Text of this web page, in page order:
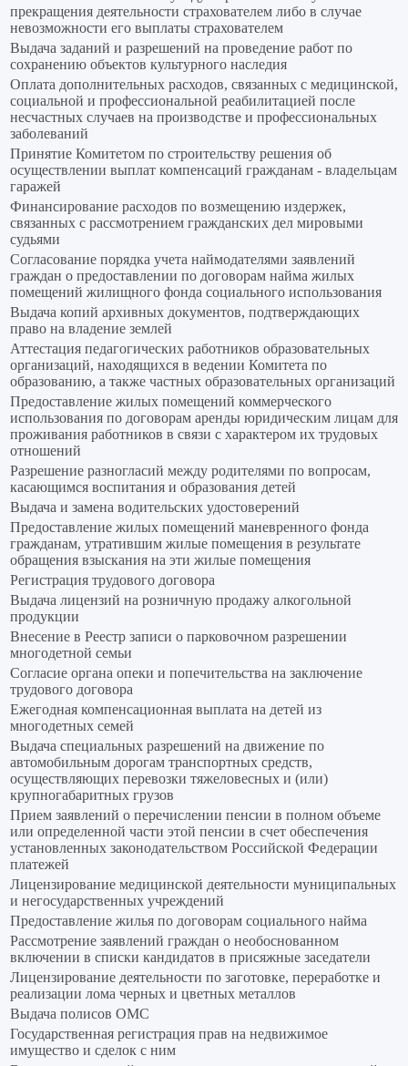
прекращения деятельности страхователем либо в случае
невозможности его выплаты страхователем
Выдача заданий и разрешений на проведение работ по
сохранению объектов культурного наследия
Оплата дополнительных расходов, связанных с медицинской,
социальной и профессиональной реабилитацией после
несчастных случаев на производстве и профессиональных
заболеваний
Принятие Комитетом по строительству решения об
осуществлении выплат компенсаций гражданам - владельцам
гаражей
Финансирование расходов по возмещению издержек,
связанных с рассмотрением гражданских дел мировыми
судьями
Согласование порядка учета наймодателями заявлений
граждан о предоставлении по договорам найма жилых
помещений жилищного фонда социального использования
Выдача копий архивных документов, подтверждающих
право на владение землей
Аттестация педагогических работников образовательных
организаций, находящихся в ведении Комитета по
образованию, а также частных образовательных организаций
Предоставление жилых помещений коммерческого
использования по договорам аренды юридическим лицам для
проживания работников в связи с характером их трудовых
отношений
Разрешение разногласий между родителями по вопросам,
касающимся воспитания и образования детей
Выдача и замена водительских удостоверений
Предоставление жилых помещений маневренного фонда
гражданам, утратившим жилые помещения в результате
обращения взыскания на эти жилые помещения
Регистрация трудового договора
Выдача лицензий на розничную продажу алкогольной
продукции
Внесение в Реестр записи о парковочном разрешении
многодетной семьи
Согласие органа опеки и попечительства на заключение
трудового договора
Ежегодная компенсационная выплата на детей из
многодетных семей
Выдача специальных разрешений на движение по
автомобильным дорогам транспортных средств,
осуществляющих перевозки тяжеловесных и (или)
крупногабаритных грузов
Прием заявлений о перечислении пенсии в полном объеме
или определенной части этой пенсии в счет обеспечения
установленных законодательством Российской Федерации
платежей
Лицензирование медицинской деятельности муниципальных
и негосударственных учреждений
Предоставление жилья по договорам социального найма
Рассмотрение заявлений граждан о необоснованном
включении в списки кандидатов в присяжные заседатели
Лицензирование деятельности по заготовке, переработке и
реализации лома черных и цветных металлов
Выдача полисов ОМС
Государственная регистрация прав на недвижимое
имущество и сделок с ним